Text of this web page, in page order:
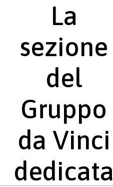
La
sezione
del
Gruppo
da Vinci
dedicata